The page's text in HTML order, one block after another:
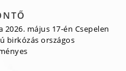
május 17-én Csepelen
birkózás országos